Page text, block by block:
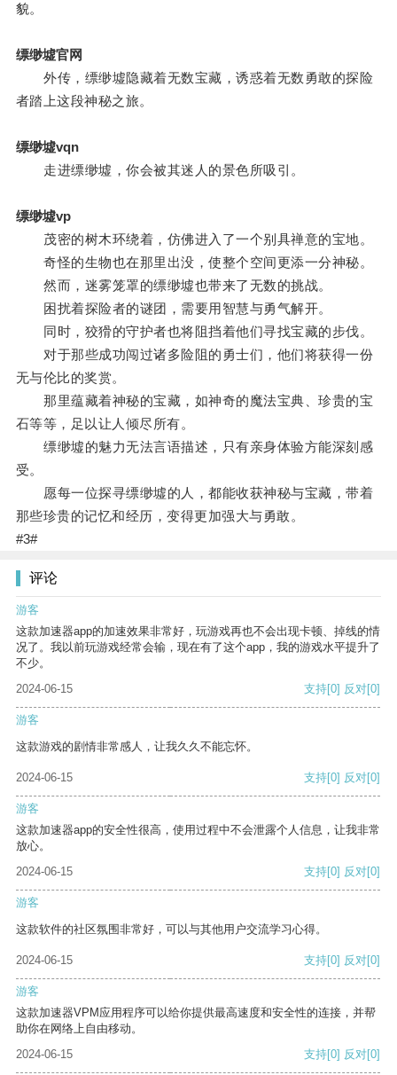
貌。
缥缈墟官网
外传，缥缈墟隐藏着无数宝藏，诱惑着无数勇敢的探险
者踏上这段神秘之旅。
缥缈墟vqn
走进缥缈墟，你会被其迷人的景色所吸引。
缥缈墟vp
茂密的树木环绕着，仿佛进入了一个别具禅意的宝地。
奇怪的生物也在那里出没，使整个空间更添一分神秘。
然而，迷雾笼罩的缥缈墟也带来了无数的挑战。
困扰着探险者的谜团，需要用智慧与勇气解开。
同时，狡猾的守护者也将阻挡着他们寻找宝藏的步伐。
对于那些成功闯过诸多险阻的勇士们，他们将获得一份
无与伦比的奖赏。
那里蕴藏着神秘的宝藏，如神奇的魔法宝典、珍贵的宝
石等等，足以让人倾尽所有。
缥缈墟的魅力无法言语描述，只有亲身体验方能深刻感
受。
愿每一位探寻缥缈墟的人，都能收获神秘与宝藏，带着
那些珍贵的记忆和经历，变得更加强大与勇敢。
#3#
评论
游客
这款加速器app的加速效果非常好，玩游戏再也不会出现卡顿、掉线的情
况了。我以前玩游戏经常会输，现在有了这个app，我的游戏水平提升了
不少。
2024-06-15
支持[0] 反对[0]
游客
这款游戏的剧情非常感人，让我久久不能忘怀。
2024-06-15 支持[0] 反对[0]
游客
这款加速器app的安全性很高，使用过程中不会泄露个人信息，让我非常
放心。
2024-06-15
支持[0] 反对[0]
游客
这款软件的社区氛围非常好，可以与其他用户交流学习心得。
2024-06-15 支持[0] 反对[0]
游客
这款加速器VPM应用程序可以给你提供最高速度和安全性的连接，并帮
助你在网络上自由移动。
2024-06-15
支持[0] 反对[0]